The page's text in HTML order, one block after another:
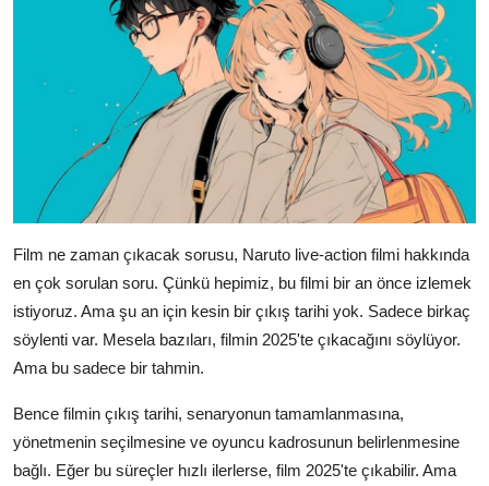
Film ne zaman çıkacak sorusu, Naruto live-action filmi hakkında
en çok sorulan soru. Çünkü hepimiz, bu filmi bir an önce izlemek
istiyoruz. Ama şu an için kesin bir çıkış tarihi yok. Sadece birkaç
söylenti var. Mesela bazıları, filmin 2025'te çıkacağını söylüyor.
Ama bu sadece bir tahmin.
Bence filmin çıkış tarihi, senaryonun tamamlanmasına,
yönetmenin seçilmesine ve oyuncu kadrosunun belirlenmesine
bağlı. Eğer bu süreçler hızlı ilerlerse, film 2025'te çıkabilir. Ama